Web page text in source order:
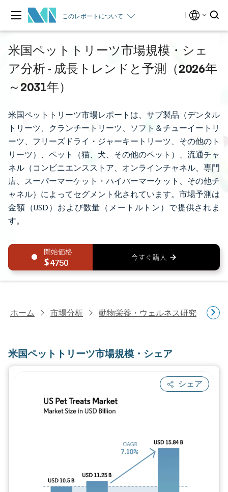
このレポートについて
米国ペットトリーツ市場規模・シェ
ア分析 - 成長トレンドと予測（2026年
～2031年）
米国ペットトリーツ市場レポートは、サブ製品（デンタル
トリーツ、クランチートリーツ、ソフト＆チューイートリ
ーツ、フリーズドライ・ジャーキートリーツ、その他のト
リーツ）、ペット（猫、犬、その他のペット）、流通チャ
ネル（コンビニエンスストア、オンラインチャネル、専門
店、スーパーマーケット・ハイパーマーケット、その他チ
ャネル）によってセグメント化されています。市場予測は
金額（USD）および数量（メートルトン）で提供されま
す。
4750
ホーム 市場分析 動物栄養・ウェルネス研究 ペ
米国ペットトリーツ市場規模・シェア
シェア